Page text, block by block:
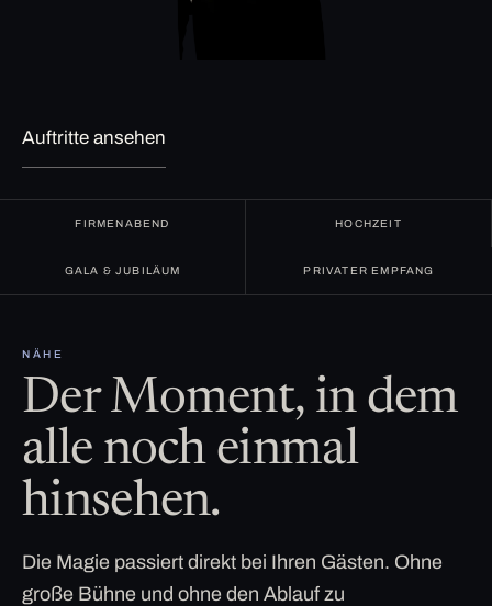
Auftritte ansehen
FIRMENABEND HOCHZEIT
GALA & JUBILÄUM PRIVATER EMPFANG
NÄHE
Der Moment, in dem
alle noch einmal
hinsehen.
Die Magie passiert direkt bei Ihren Gästen. Ohne
große Bühne und ohne den Ablauf zu